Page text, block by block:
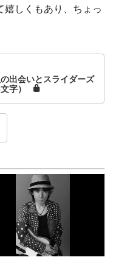
しくもあり、ちょっ
出会いとスライダーズ
字）